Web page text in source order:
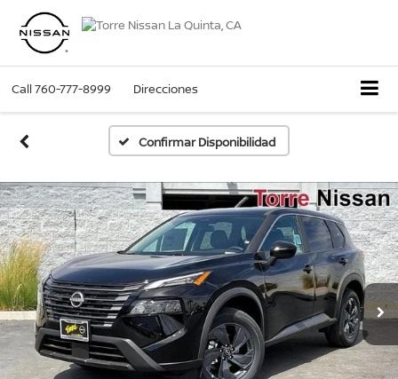
Call760-777-8999 Direcciones
Confirmar Disponibilidad